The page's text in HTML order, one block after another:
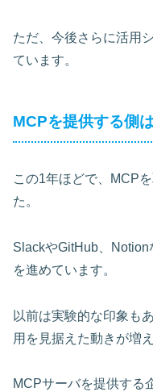
ただ、今後さらに活用
ています。
MCPを提供する側
この1年ほどで、MCP
た。
SlackやGitHub、
を進めています。
以前は実験的な印象も
用を見据えた動きが増
MCPサーバを提供する